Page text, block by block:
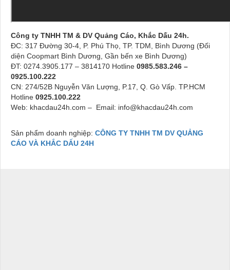
Công ty TNHH TM & DV Quảng Cáo, Khắc Dấu 24h.
ĐC: 317 Đường 30-4, P. Phú Thọ, TP. TDM, Bình Dương (Đối
diện Coopmart Bình Dương, Gần bến xe Bình Dương)
ĐT: 0274.3905.177 – 3814170 Hotline 0985.583.246 –
0925.100.222
CN: 274/52B Nguyễn Văn Lượng, P.17, Q. Gò Vấp. TP.HCM
Hotline 0925.100.222
Web: khacdau24h.com – Email: info@khacdau24h.com
Sản phẩm doanh nghiệp: CÔNG TY TNHH TM DV QUẢNG
CÁO VÀ KHẮC DẤU 24H